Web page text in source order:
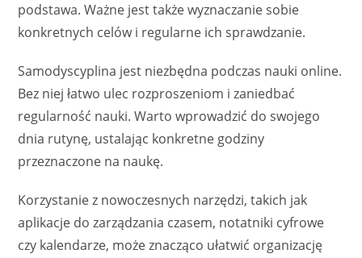
podstawa. Ważne jest także wyznaczanie sobie
konkretnych celów i regularne ich sprawdzanie.
Samodyscyplina jest niezbędna podczas nauki online.
Bez niej łatwo ulec rozproszeniom i zaniedbać
regularność nauki. Warto wprowadzić do swojego
dnia rutynę, ustalając konkretne godziny
przeznaczone na naukę.
Korzystanie z nowoczesnych narzędzi, takich jak
aplikacje do zarządzania czasem, notatniki cyfrowe
czy kalendarze, może znacząco ułatwić organizację